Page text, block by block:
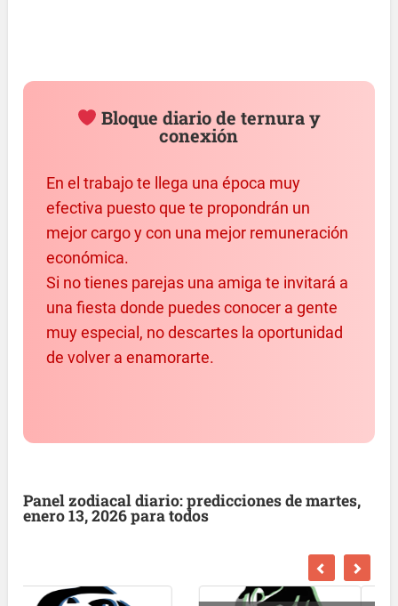
Bloque diario de ternura y
conexión
En el trabajo te llega una época muy
efectiva puesto que te propondrán un
mejor cargo y con una mejor remuneración
económica.
Si no tienes parejas una amiga te invitará a
una fiesta donde puedes conocer a gente
muy especial, no descartes la oportunidad
de volver a enamorarte.
Panel zodiacal diario: predicciones de martes,
enero 13, 2026 para todos